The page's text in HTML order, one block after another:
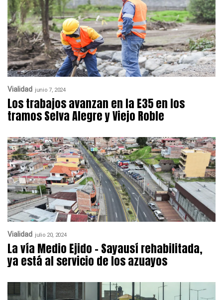
Vialidad junio 7, 2024
Los trabajos avanzan en la E35 en los
tramos Selva Alegre y Viejo Roble
Vialidad julio 20, 2024
La vía Medio Ejido – Sayausí rehabilitada,
ya está al servicio de los azuayos